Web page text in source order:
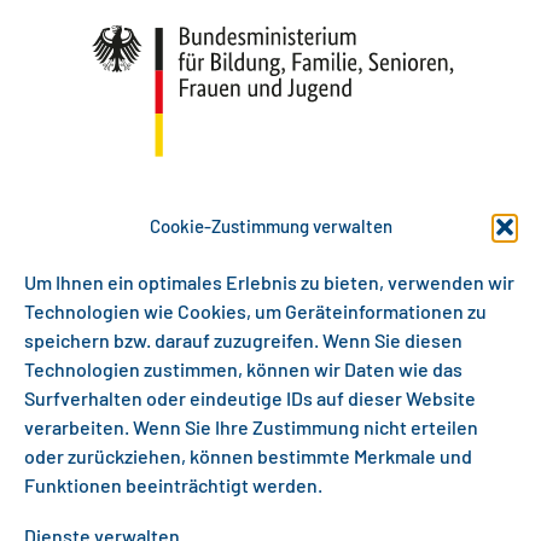
Cookie-Zustimmung verwalten
Um Ihnen ein optimales Erlebnis zu bieten, verwenden wir
Technologien wie Cookies, um Geräteinformationen zu
speichern bzw. darauf zuzugreifen. Wenn Sie diesen
Technologien zustimmen, können wir Daten wie das
Surfverhalten oder eindeutige IDs auf dieser Website
verarbeiten. Wenn Sie Ihre Zustimmung nicht erteilen
oder zurückziehen, können bestimmte Merkmale und
Funktionen beeinträchtigt werden.
Dienste verwalten
Gefördert als InnoVET PLUS-Projekt aus Mitteln